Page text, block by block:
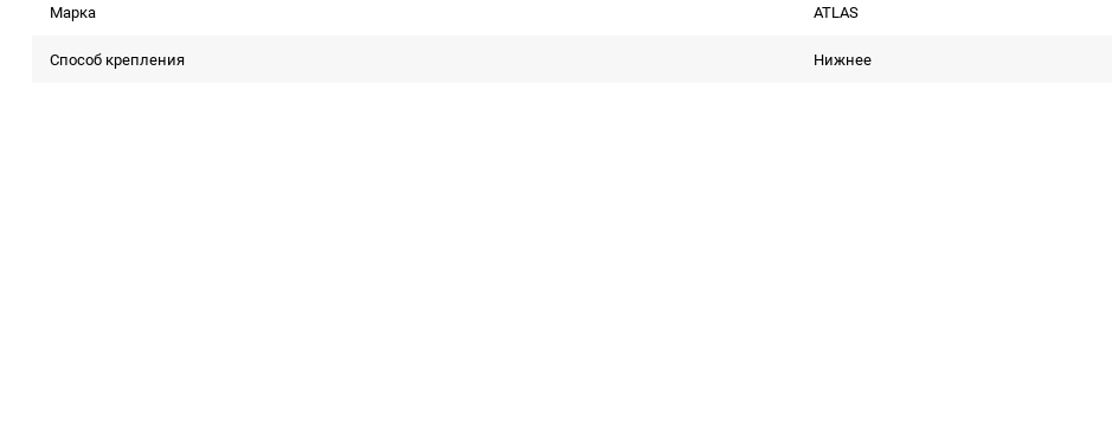
Марка ATLAS
Способ крепления Нижнее